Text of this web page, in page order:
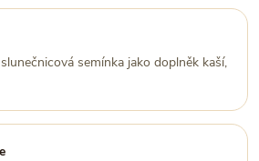
semínka jako doplněk kaší,